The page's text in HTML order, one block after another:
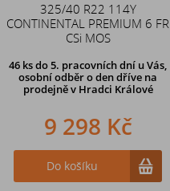
325/40 R22 114Y
CONTINENTAL PREMIUM 6 FR
CSi MOS
46 ksdo 5. pracovních dní u Vás,
osobní odběr o den dříve na
prodejněv Hradci Králové
9 298 Kč
Do košíku